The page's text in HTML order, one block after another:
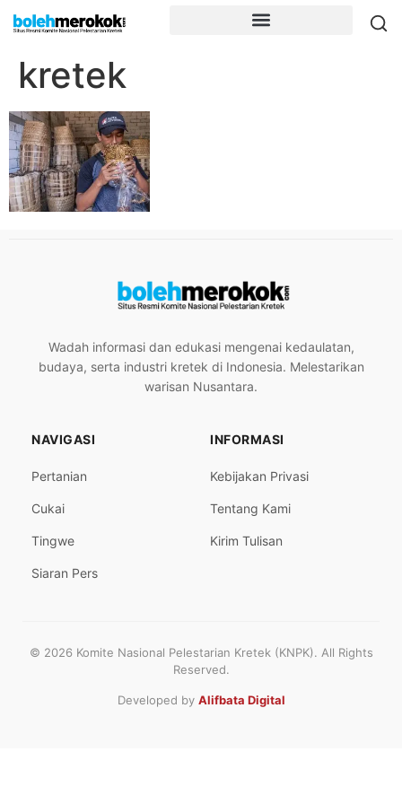
kretek
Wadah informasi dan edukasi mengenai kedaulatan,
budaya, serta industri kretek di Indonesia. Melestarikan
warisan Nusantara.
NAVIGASI
Pertanian
Cukai
Tingwe
Siaran Pers
INFORMASI
Kebijakan Privasi
Tentang Kami
Kirim Tulisan
© 2026 Komite Nasional Pelestarian Kretek (KNPK). All Rights
Reserved.
Developed by Alifbata Digital